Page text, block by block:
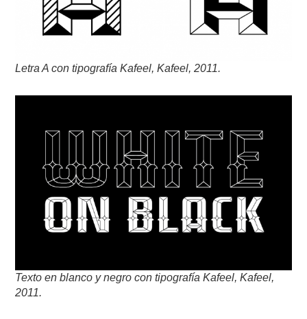
Letra A con tipografía Kafeel, Kafeel, 2011.
Texto en blanco y negro con tipografía Kafeel, Kafeel,
2011.